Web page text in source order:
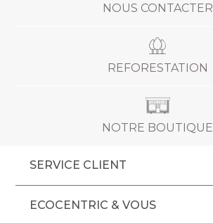
NOUS CONTACTER
REFORESTATION
NOTRE BOUTIQUE
SERVICE CLIENT
ECOCENTRIC & VOUS